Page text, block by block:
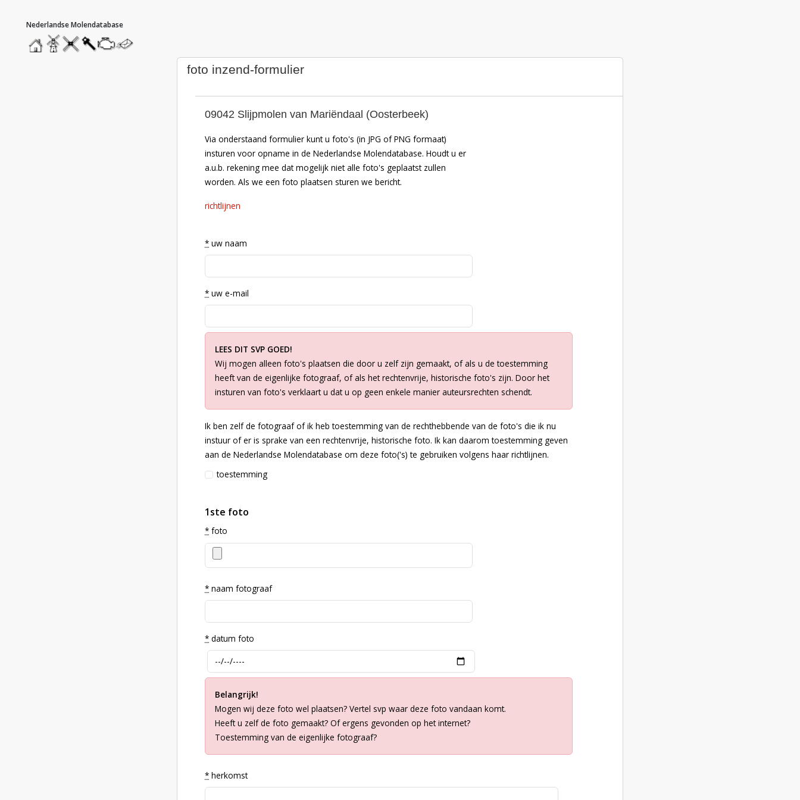
hoofdmenu
homemolendatabase
roedendatabase
assendatabase
motorendatabase
stuur
een
foto inzend-formulier
09042 Slijpmolen van Mariëndaal (Oosterbeek)
Via onderstaand formulier kunt u foto's (in JPG of PNG formaat)
insturen voor opname in de Nederlandse Molendatabase. Houdt u er
a.u.b. rekening mee dat mogelijk niet alle foto's geplaatst zullen
worden. Als we een foto plaatsen sturen we bericht.
richtlijnen
* uw naam
* uw e-mail
LEES DIT SVP GOED!
Wij mogen alleen foto's plaatsen die door u zelf zijn gemaakt, of als u de toestemming
heeft van de eigenlijke fotograaf, of als het rechtenvrije, historische foto's zijn. Door het
insturen van foto's verklaart u dat u op geen enkele manier auteursrechten schendt.
Ik ben zelf de fotograaf of ik heb toestemming van de rechthebbende van de foto's die ik nu
instuur of er is sprake van een rechtenvrije, historische foto. Ik kan daarom toestemming geven
aan de Nederlandse Molendatabase om deze foto('s) te gebruiken volgens haar richtlijnen.
toestemming
1ste foto
* foto
* naam fotograaf
* datum foto
Belangrijk!
Mogen wij deze foto wel plaatsen? Vertel svp waar deze foto vandaan komt.
Heeft u zelf de foto gemaakt? Of ergens gevonden op het internet?
Toestemming van de eigenlijke fotograaf?
* herkomst